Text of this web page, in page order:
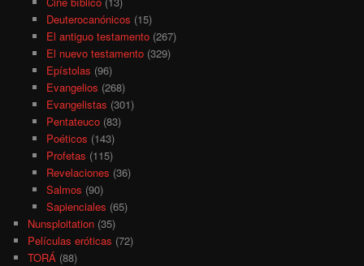
Deuterocanónicos (15)
El antiguo testamento(267)
El nuevo testamento(329)
Epístolas (96)
Evangelios (268)
Evangelistas (301)
Pentateuco(83)
Poéticos (143)
Profetas (115)
Revelaciones (36)
Salmos (90)
Sapienciales (65)
Nunsploitation (35)
Películas eróticas (72)
TORÁ (88)